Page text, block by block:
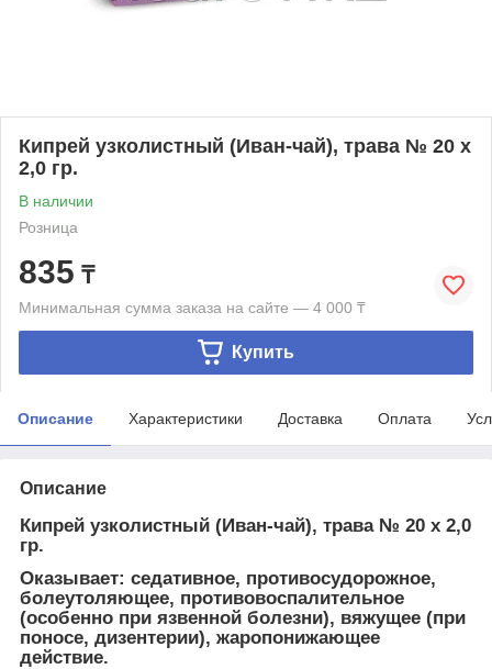
Кипрей узколистный (Иван-чай), трава № 20 х
2,0 гр.
В наличии
Розница
835 ₸
Минимальная сумма заказа на сайте — 4 000 ₸
Купить
Описание Характеристики Доставка Оплата
Описание
Кипрей узколистный (Иван-чай), трава № 20 х 2,0
гр.
Оказывает: седативное, противосудорожное,
болеутоляющее, противовоспалительное
(особенно при язвенной болезни), вяжущее (при
поносе, дизентерии), жаропонижающее
действие.